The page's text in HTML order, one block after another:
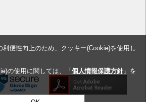
利便性向上のため、クッキー(Cookie)を使用し
の使用に関しては、「 個人情報保護方針」を